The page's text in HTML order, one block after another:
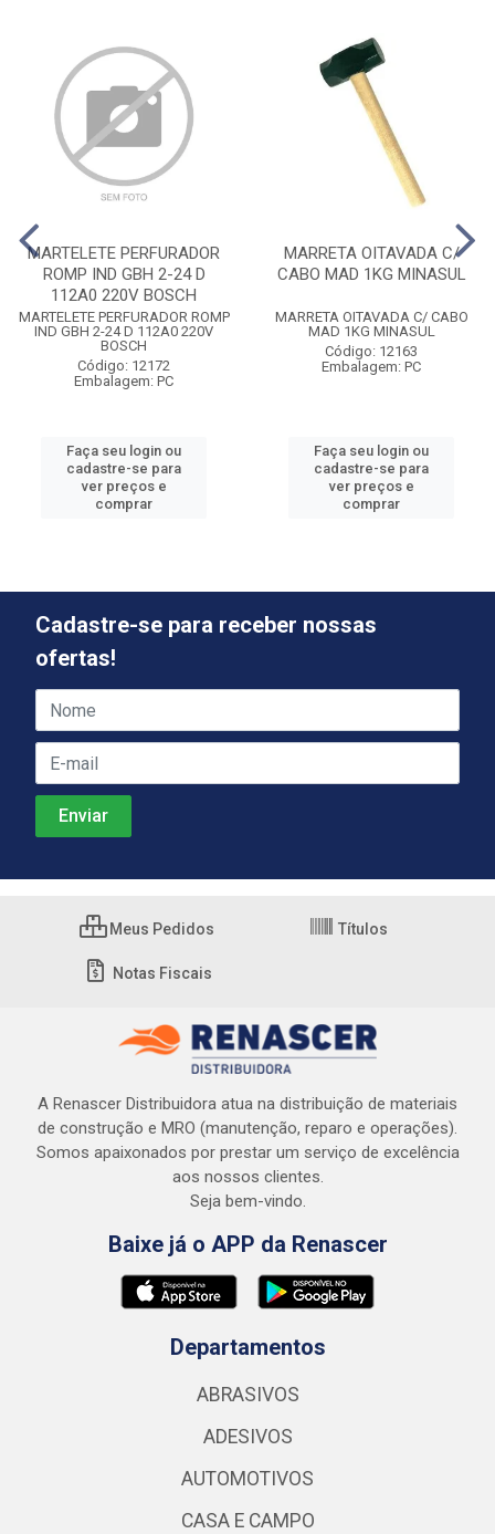
MARTELETE PERFURADOR
ROMP IND GBH 2-24 D
112A0 220V BOSCH
MARTELETE PERFURADOR ROMP
IND GBH 2-24 D 112A0 220V
BOSCH
Código: 12172
Embalagem: PC
Faça seu login ou
cadastre-se para
ver preços e
comprar
MARRETA OITAVADA C/
CABO MAD 1KG MINASUL
MARRETA OITAVADA C/ CABO
MAD 1KG MINASUL
Código: 12163
Embalagem: PC
Faça seu login ou
cadastre-se para
ver preços e
comprar
Cadastre-se para receber nossas
ofertas!
Meus Pedidos Títulos
Notas Fiscais
A Renascer Distribuidora atua na distribuição de materiais
de construção e MRO (manutenção, reparo e operações).
Somos apaixonados por prestar um serviço de excelência
aos nossos clientes.
Seja bem-vindo.
Baixe já o APP da Renascer
Departamentos
ABRASIVOS
ADESIVOS
AUTOMOTIVOS
CASA E CAMPO